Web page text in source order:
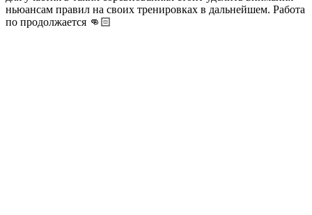
ньюансам правил на своих тренировках в дальнейшем. Работа
по продолжается 👊🏻